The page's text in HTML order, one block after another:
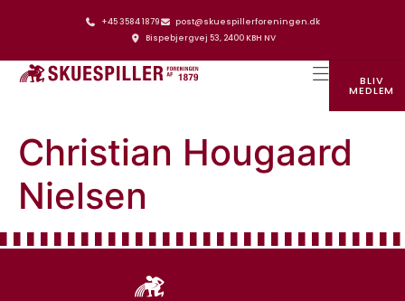
+45 3584 1879
post@skuespillerforeningen.dk
Bispebjergvej 53, 2400 KBH NV
BLIV
MEDLEM
Christian Hougaard
Nielsen